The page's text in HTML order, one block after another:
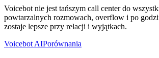
Voicebot nie jest tańszym call center do
powtarzalnych rozmowach, overflow i po
zostaje lepsze przy relacji i wyjątkach.
Voicebot AIPorównania